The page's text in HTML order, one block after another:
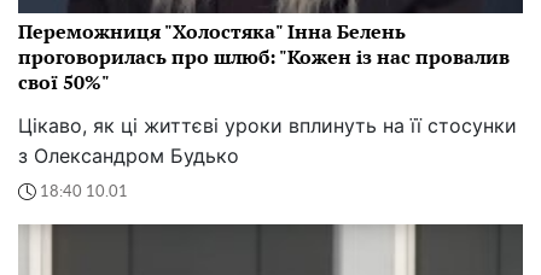
Переможниця "Холостяка" Інна Белень
проговорилась про шлюб: "Кожен із нас провалив
свої 50%"
Цікаво, як ці життєві уроки вплинуть на її стосунки
з Олександром Будько
18:40 10.01